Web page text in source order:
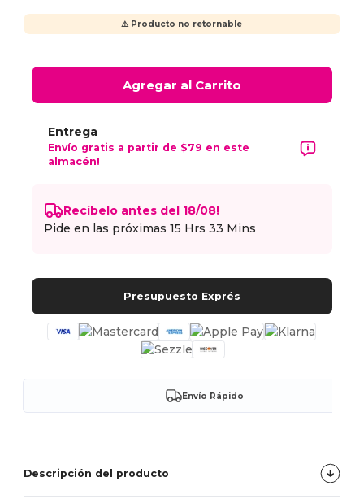
⚠️ Producto no retornable
Agregar al Carrito
Entrega
Envío gratis a partir de $79 en este
almacén!
Recíbelo antes del 18/08!
Pide en las próximas15 Hrs 33 Mins
Presupuesto Exprés
Envío Rápido
Descripción del producto